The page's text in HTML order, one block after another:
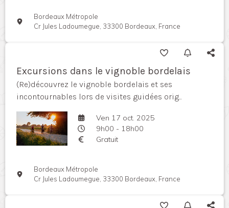
Bordeaux Métropole
Cr Jules Ladoumegue, 33300 Bordeaux, France
Excursions dans le vignoble bordelais
(Re)découvrez le vignoble bordelais et ses
incontournables lors de visites guidées orig...
Ven 17 oct. 2025
9h00 - 18h00
Gratuit
Bordeaux Métropole
Cr Jules Ladoumegue, 33300 Bordeaux, France